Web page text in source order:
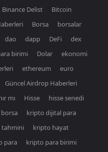
Binance Delist
Bitcoin
Borsa
borsalar
dao dapp DeFi
dex
birimi Dolar
ekonomi
ethereum
euro
Güncel Airdrop Haberleri
mı Hisse
hisse senedi
kripto dijital para
kripto hayat
para
kripto para birimi